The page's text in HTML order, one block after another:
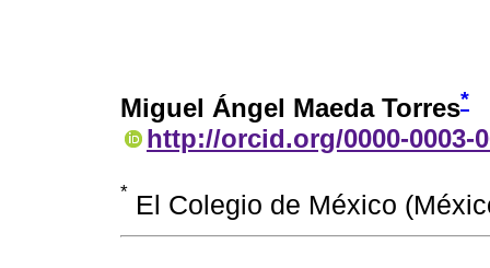
Miguel Ángel Maeda Torres*
http://orcid.org/0000-0003-
* El Colegio de México